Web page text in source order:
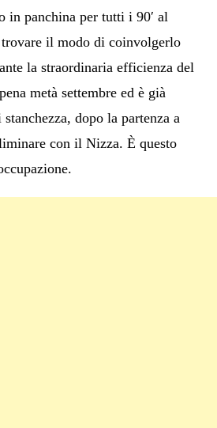
panchina per tutti i 90′ al
il modo di coinvolgerlo
la straordinaria efficienza del
metà settembre ed è già
dopo la partenza a
con il Nizza. È questo